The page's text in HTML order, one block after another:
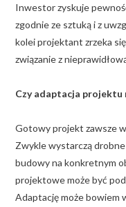
Inwestor zyskuje
zgodnie ze sztuką i z
kolei projektant zrzeka
związanie z
Czy adaptacja projektu
Gotowy projekt zawsze
Zwykle wystarczą
budowy na konkretnym
projektowe może być
Adaptację może bowiem